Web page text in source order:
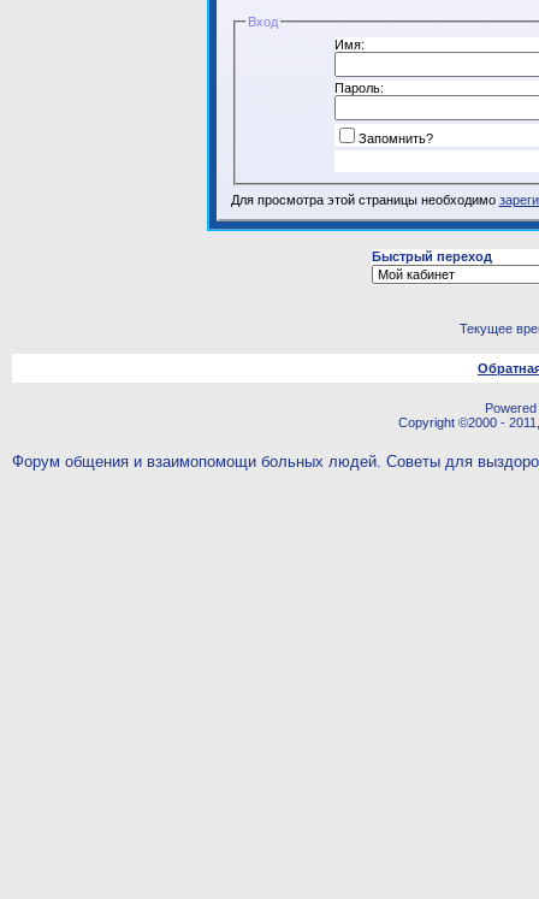
Вход
Имя:
Пароль:
Запомнить?
Для просмотра этой страницы необходимо
Быстрый переход
Текущее
Copyright ©2000 -
Форум общения и взаимопомощи больных людей. Советы для